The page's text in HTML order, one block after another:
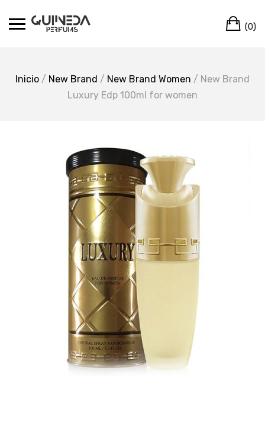
(0)
Inicio / New Brand / New Brand Women / New Brand
Luxury Edp 100ml for women